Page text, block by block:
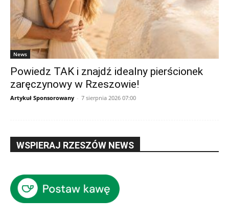
News
Powiedz TAK i znajdź idealny pierścionek
zaręczynowy w Rzeszowie!
Artykuł Sponsorowany - 7 sierpnia 2026 07:00
WSPIERAJ RZESZÓW NEWS